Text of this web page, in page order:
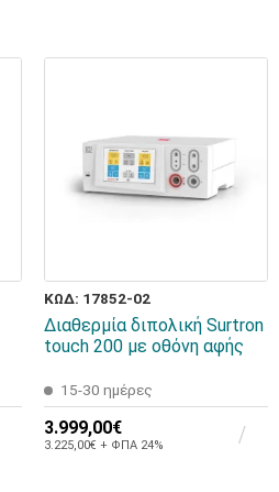
ΚΩΔ: 17852-02
Διαθερμία διπολική Surtron
touch 200 με οθόνη αφής
15-30 ημέρες
3.999,00€
3.225,00€ + ΦΠΑ 24%